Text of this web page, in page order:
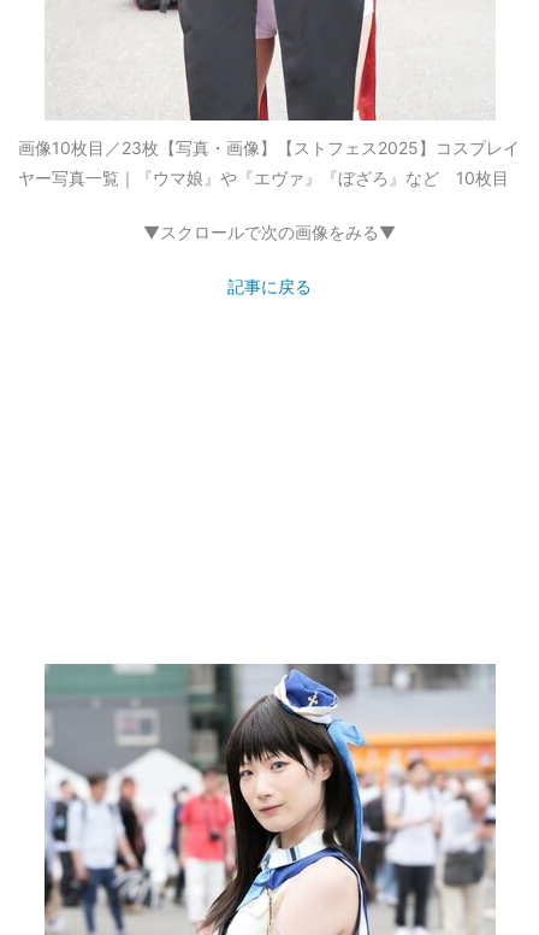
画像10枚目／23枚 【写真・画像】【ストフェス2025】コスプレイ
ヤー写真一覧｜『ウマ娘』や『エヴァ』『ぼざろ』など 10枚目
▼スクロールで次の画像をみる▼
記事に戻る